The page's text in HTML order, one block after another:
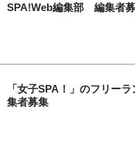
SPA!Web編集部 編集者募
「女子SPA！」のフリー
集者募集